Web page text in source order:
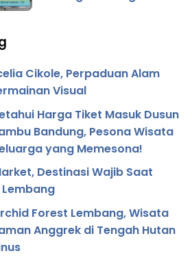
Cikole, Perpaduan Alam
Visual
Harga Tiket Masuk Dusun
Bandung, Pesona Wisata
yang Memesona!
Destinasi Wajib Saat
Forest Lembang, Wisata
Anggrek di Tengah Hutan